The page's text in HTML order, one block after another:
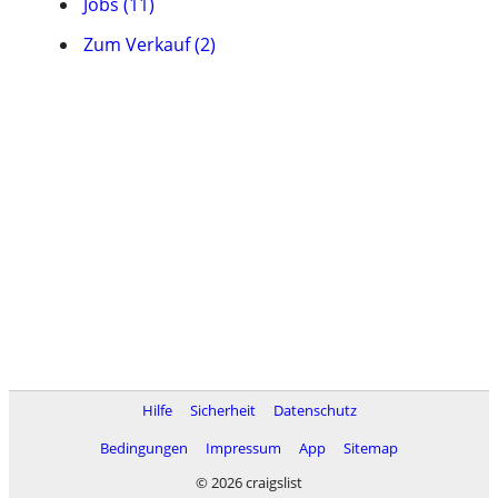
Zum Verkauf (2)
Hilfe Sicherheit
Datenschutz
Bedingungen
Impressum App
Sitemap
© 2026 craigslist